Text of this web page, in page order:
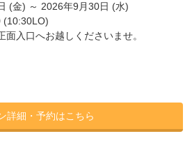
(金) ～ 2026年9月30日 (水)
(10:30LO)
入口へお越しくださいませ。
詳細・予約はこちら